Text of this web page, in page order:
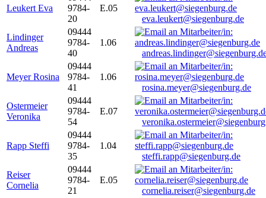
Leukert Eva
9784-
20
E.05
eva.leukert@siegenburg.de
Lindinger
Andreas
09444
9784-
40
1.06
Meyer Rosina
09444
9784-
41
1.06
rosina.meyer@siegenburg.de
Ostermeier
Veronika
09444
9784-
54
E.07
Rapp Steffi
09444
9784-
35
1.04
steffi.rapp@siegenburg.de
Reiser
Cornelia
09444
9784-
21
E.05
cornelia.reiser@siegenburg.de